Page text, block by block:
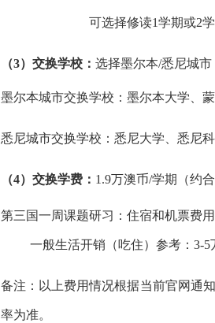
可选择修读1学期或2
（3）交换学校： 选择墨尔本/悉尼城
墨尔本城市交换学校：墨尔本大学、
悉尼城市交换学校：悉尼大学、悉尼
（4） 交换学费： 1.9万澳币/学期（约
第三国一周课题研习：住宿和机票费
一般生活开销（吃住）参考： 3-5
备注：以上费用情况根据当前官网通
率为准。